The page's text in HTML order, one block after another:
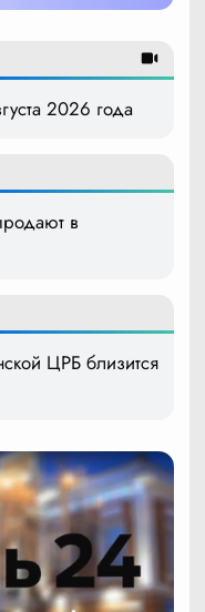
2026 года
в
ЦРБ близится